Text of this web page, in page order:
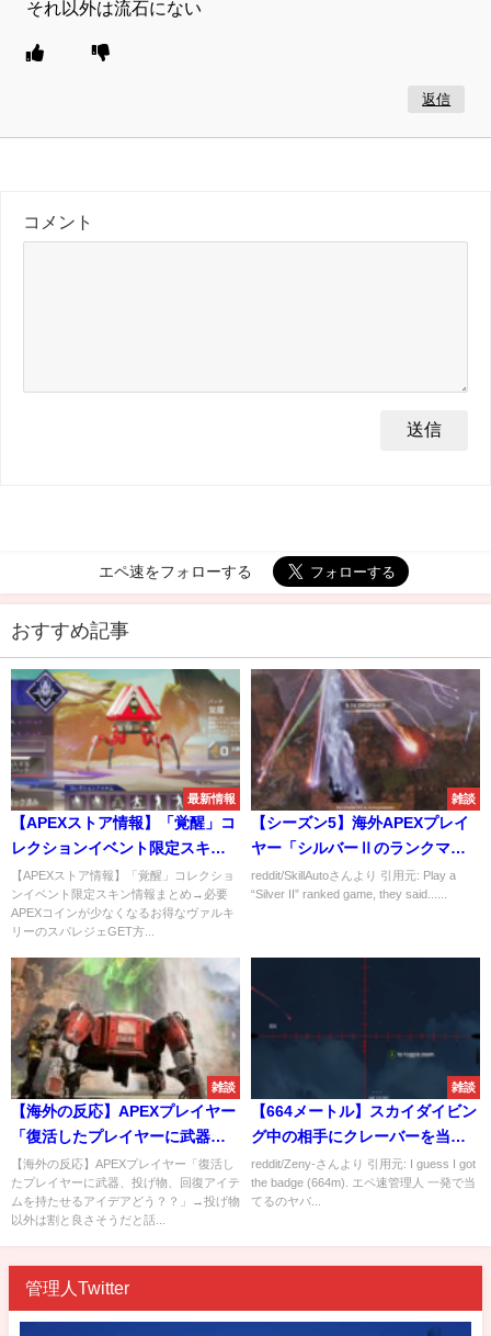
それ以外は流石にない
返信
コメント
エペ速をフォローする
おすすめ記事
最新情報
【APEXストア情報】「覚醒」コ
レクションイベント限定スキン
情報まとめ→必要APEXコインが
少なくなるお得なヴァルキリー
のスパレジェGET方法など
【APEXストア情報】「覚醒」コレクショ
ンイベント限定スキン情報まとめ→必要
APEXコインが少なくなるお得なヴァルキ
リーのスパレジェGET方...
雑談
【シーズン5】海外APEXプレイ
ヤー「シルバーⅡのランクマッ
チにダイヤモンド以上のプレイ
ヤーが大量にいるんだけ
reddit/SkillAutoさんより 引用元: Play a
“Silver II” ranked game, they said......
雑談
【海外の反応】APEXプレイヤー
「復活したプレイヤーに武器、
投げ物、回復アイテムを持たせ
るアイデアどう？？」→投げ物
以外は割と良さそうだと話題に
【海外の反応】APEXプレイヤー「復活し
たプレイヤーに武器、投げ物、回復アイテ
ムを持たせるアイデアどう？？」→投げ物
以外は割と良さそうだと話...
雑談
【664メートル】スカイダイビン
グ中の相手にクレーバーを当て
る超遠距離ショットがヤバい
reddit/Zeny-さんより 引用元: I guess I got
the badge (664m). エペ速管理人 一発で当
てるのヤバ...
管理人Twitter